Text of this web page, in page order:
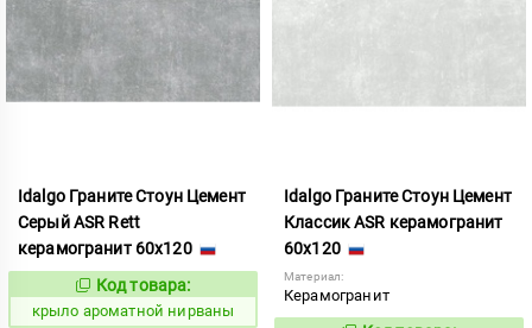
Idalgo Граните Стоун Цемент
Серый ASR Rett
керамогранит 60x120
828434
Код товара:
крыло ароматной нирваны
Idalgo Граните Стоун Цемент
Классик ASR керамогранит
60x120
Материал:
Керамогранит